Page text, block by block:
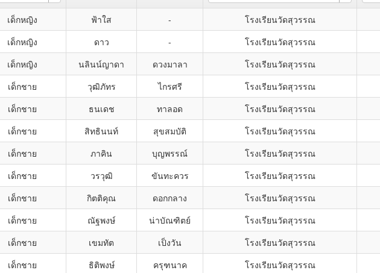
เด็กหญิง ฟ้าใส - โรงเรียนวัดสุวรรณ
เด็กหญิง ดาว - โรงเรียนวัดสุวรรณ
เด็กหญิง นลินน์ญาดา ดวงมาลา โรงเรียนวัดสุวรรณ
เด็กชาย วุฒิภัทร ไกรศรี โรงเรียนวัดสุวรรณ
เด็กชาย ธนเดช ทาลอด โรงเรียนวัดสุวรรณ
เด็กชาย สิทธินนท์ สุขสมบัติ โรงเรียนวัดสุวรรณ
เด็กชาย ภาคิน บุญพรรณ์ โรงเรียนวัดสุวรรณ
เด็กชาย วรวุฒิ ขันทะควร โรงเรียนวัดสุวรรณ
เด็กชาย กิตติคุณ ดอกกลาง โรงเรียนวัดสุวรรณ
เด็กชาย ณัฐพงษ์ น่าบัณฑิตย์ โรงเรียนวัดสุวรรณ
เด็กชาย เขมทัต เป็งวัน โรงเรียนวัดสุวรรณ
เด็กชาย ธิติพงษ์ ครุฑนาค โรงเรียนวัดสุวรรณ